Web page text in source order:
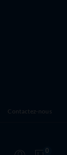
Contactez-nous
0